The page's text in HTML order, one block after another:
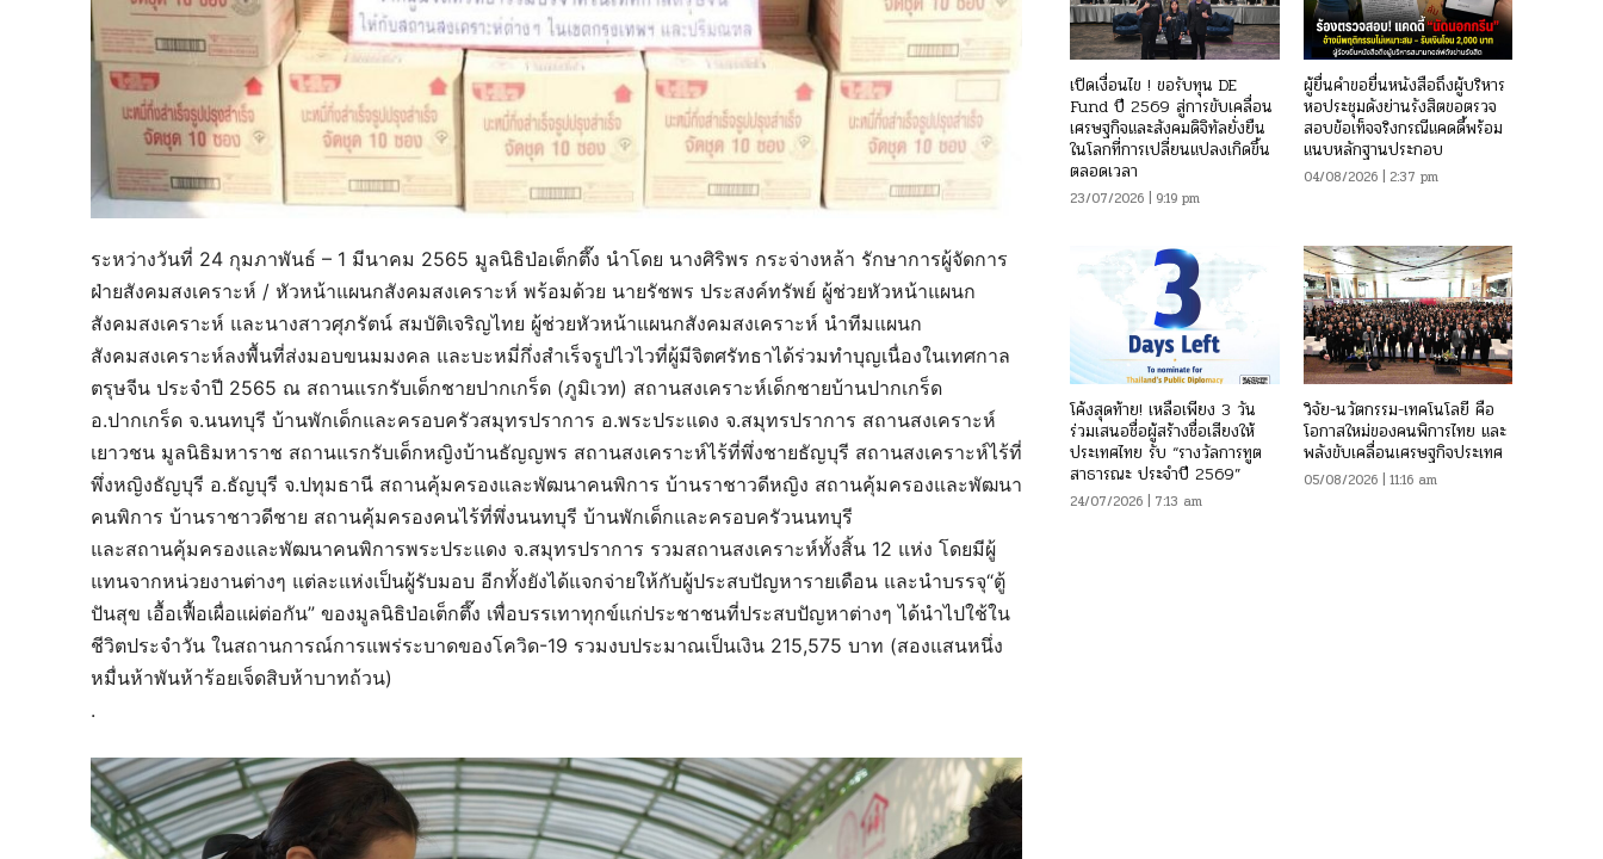
ระหว่างวันที่ 24 กุมภาพันธ์ – 1 มีนาคม 2565 มูลนิธิป่อเต็กตึ๊ง นำโดย นางศิริพร กระจ่างหล้า รักษาการผู้จัดการ
ฝ่ายสังคมสงเคราะห์ / หัวหน้าแผนกสังคมสงเคราะห์ พร้อมด้วย นายรัชพร ประสงค์ทรัพย์ ผู้ช่วยหัวหน้าแผนก
สังคมสงเคราะห์ และนางสาวศุภรัตน์ สมบัติเจริญไทย ผู้ช่วยหัวหน้าแผนกสังคมสงเคราะห์ นำทีมแผนก
สังคมสงเคราะห์ลงพื้นที่ส่งมอบขนมมงคล และบะหมี่กึ่งสำเร็จรูปไวไวที่ผู้มีจิตศรัทธาได้ร่วมทำบุญเนื่องในเทศกาล
ตรุษจีน ประจำปี 2565 ณ สถานแรกรับเด็กชายปากเกร็ด (ภูมิเวท) สถานสงเคราะห์เด็กชายบ้านปากเกร็ด
อ.ปากเกร็ด จ.นนทบุรี บ้านพักเด็กและครอบครัวสมุทรปราการ อ.พระประแดง จ.สมุทรปราการ สถานสงเคราะห์
เยาวชน มูลนิธิมหาราช สถานแรกรับเด็กหญิงบ้านธัญญพร สถานสงเคราะห์ไร้ที่พึ่งชายธัญบุรี สถานสงเคราะห์ไร้ที่
พึ่งหญิงธัญบุรี อ.ธัญบุรี จ.ปทุมธานี สถานคุ้มครองและพัฒนาคนพิการ บ้านราชาวดีหญิง สถานคุ้มครองและพัฒนา
คนพิการ บ้านราชาวดีชาย สถานคุ้มครองคนไร้ที่พึ่งนนทบุรี บ้านพักเด็กและครอบครัวนนทบุรี
และสถานคุ้มครองและพัฒนาคนพิการพระประแดง จ.สมุทรปราการ รวมสถานสงเคราะห์ทั้งสิ้น 12 แห่ง โดยมีผู้
แทนจากหน่วยงานต่างๆ แต่ละแห่งเป็นผู้รับมอบ อีกทั้งยังได้แจกจ่ายให้กับผู้ประสบปัญหารายเดือน และนำบรรจุ“ตู้
ปันสุข เอื้อเฟื้อเผื่อแผ่ต่อกัน” ของมูลนิธิป่อเต็กตึ๊ง เพื่อบรรเทาทุกข์แก่ประชาชนที่ประสบปัญหาต่างๆ ได้นำไปใช้ใน
ชีวิตประจำวัน ในสถานการณ์การแพร่ระบาดของโควิด-19 รวมงบประมาณเป็นเงิน 215,575 บาท (สองแสนหนึ่ง
หมื่นห้าพันห้าร้อยเจ็ดสิบห้าบาทถ้วน)
.
เปิดเงื่อนไข ! ขอรับทุน DE
Fund ปี 2569 สู่การขับเคลื่อน
เศรษฐกิจและสังคมดิจิทัลยั่งยืน
ในโลกที่การเปลี่ยนแปลงเกิดขึ้น
ตลอดเวลา
23/07/2026 | 9:19 pm
ผู้ยื่นคำขอยื่นหนังสือถึงผู้บริหาร
หอประชุมดังย่านรังสิตขอตรวจ
สอบข้อเท็จจริงกรณีแคดดี้พร้อม
แนบหลักฐานประกอบ
04/08/2026 | 2:37 pm
โค้งสุดท้าย! เหลือเพียง 3 วัน
ร่วมเสนอชื่อผู้สร้างชื่อเสียงให้
ประเทศไทย รับ “รางวัลการทูต
สาธารณะ ประจำปี 2569”
24/07/2026 | 7:13 am
วิจัย-นวัตกรรม-เทคโนโลยี คือ
โอกาสใหม่ของคนพิการไทย และ
พลังขับเคลื่อนเศรษฐกิจประเทศ
05/08/2026 | 11:16 am